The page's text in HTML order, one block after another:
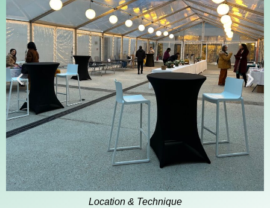
Location & Technique